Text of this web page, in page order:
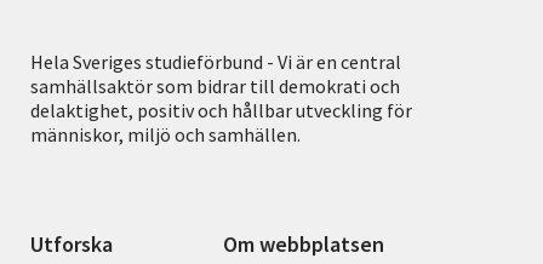
Hela Sveriges studieförbund - Vi är en central
samhällsaktör som bidrar till demokrati och
delaktighet, positiv och hållbar utveckling för
människor, miljö och samhällen.
Utforska Om webbplatsen